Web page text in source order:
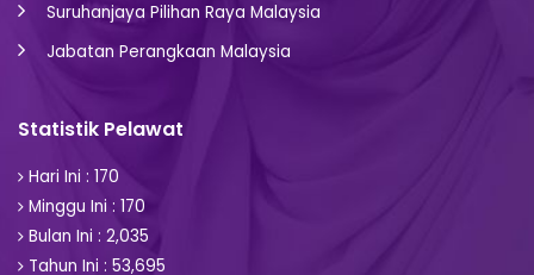
Suruhanjaya Pilihan Raya Malaysia
Jabatan Perangkaan Malaysia
Statistik Pelawat
Hari Ini : 170
Minggu Ini : 170
Bulan Ini : 2,035
Tahun Ini : 53,695